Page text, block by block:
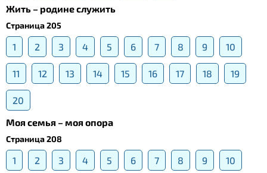
Жить – родине служить
Страница 205
1 2 3 4 5 6 7 8 9 10
11 12 13 14 15 16 17 18 19
20
Моя семья – моя опора
Страница 208
1 2 3 4 5 6 7 8 9 10